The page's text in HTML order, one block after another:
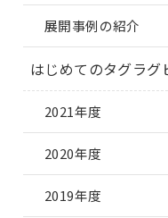
展開事例の紹介
はじめてのタグラグ
2021年度
2020年度
2019年度